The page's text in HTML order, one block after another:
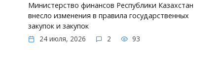
Министерство финансов Республики Казахстан
внесло изменения в правила государственных
закупок и закупок
24 июля, 2026
2 93